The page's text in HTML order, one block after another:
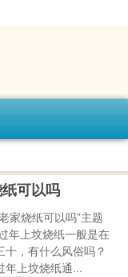
可以吗
家烧纸可以吗”主题
年上坟烧纸一般是在
，有什么风俗吗？
年上坟烧纸通...